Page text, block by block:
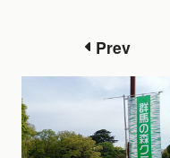
Prev